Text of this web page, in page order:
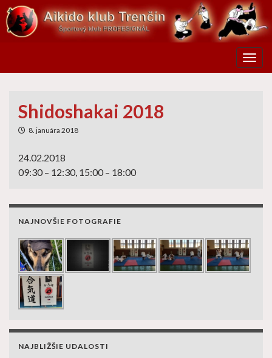
Shidoshakai 2018
8. januára 2018
24.02.2018
09:30 – 12:30, 15:00 – 18:00
NAJNOVŠIE FOTOGRAFIE
NAJBLIŽŠIE UDALOSTI